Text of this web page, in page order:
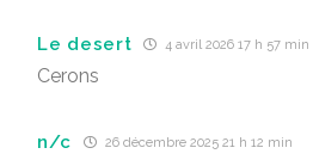
Le desert 4 avril 2026 17 h 57 min
Cerons
n/c 26 décembre 2025 21 h 12 min